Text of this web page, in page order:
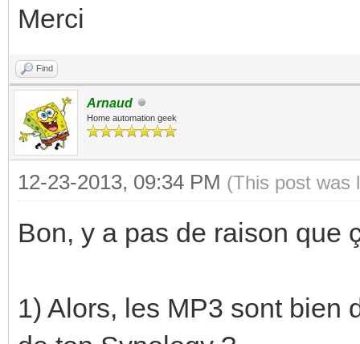
Merci
Find
Arnaud
Home automation geek
12-23-2013, 09:34 PM (This post was
Bon, y a pas de raison que
1) Alors, les MP3 sont bien